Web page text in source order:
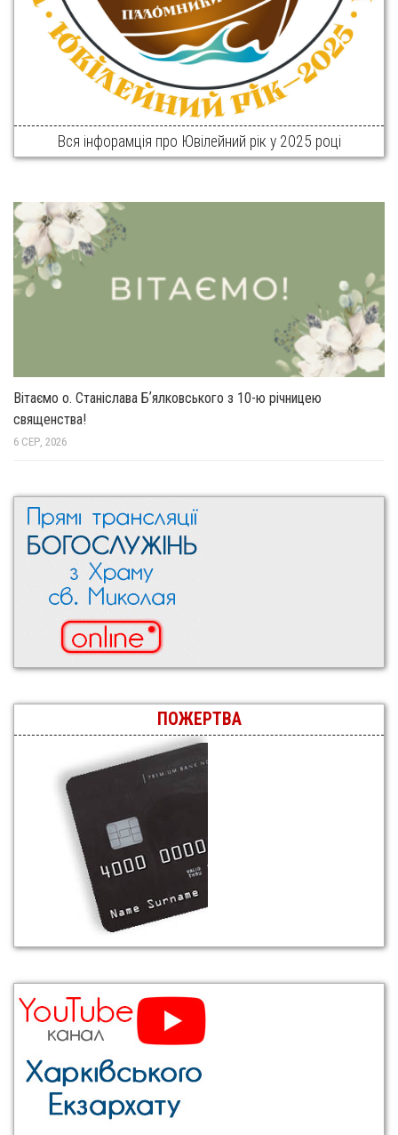
Вся інфорамція про Ювілейний рік у 2025 році
Вітаємо о. Станіслава Бʼялковського з 10-ю річницею
священства!
6 СЕР, 2026
ПОЖЕРТВА